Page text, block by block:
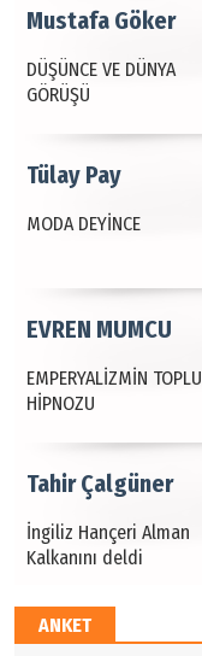
DÜŞÜNCE VE DÜNYA
GÖRÜŞÜ
Mustafa Göker
MODA DEYİNCE
Tülay Pay
EMPERYALİZMİN TOPLU
HİPNOZU
EVREN MUMCU
İngiliz Hançeri Alman
Kalkanını deldi
Tahir Çalgüner
Salih Ergül
ANKET